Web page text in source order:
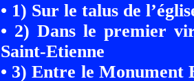
• 1) Sur le talus de
• 2) Dans le premier
Saint-Etienne
• 3) Entre le Monument